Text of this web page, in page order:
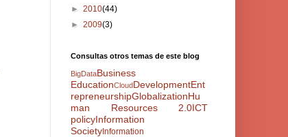
► 2010(44)
► 2009(3)
Consultas otros temas de este blog
BigDataBusiness
EducationCloudDevelopmentEnt
repreneurshipGlobalizationHu
man Resources 2.0ICT
policyInformation
Society Information